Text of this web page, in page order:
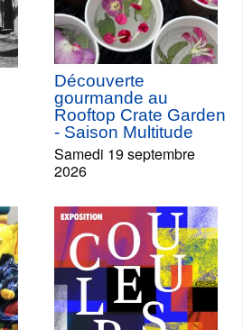
Découverte
gourmande au
Rooftop Crate Garden
- Saison Multitude
Samedi 19 septembre
2026